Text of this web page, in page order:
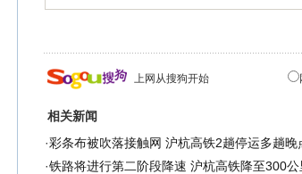
上网从搜狗开始
相关新闻
·彩条布被吹落接触网 沪杭高铁2趟停运多趟晚
·铁路将进行第二阶段降速 沪杭高铁降至300公